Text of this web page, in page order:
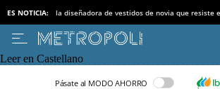
ES NOTICIA: la diseñadora de vestidos de novia que resiste
Leer en Castellano
Pásate al MODO AHORRO